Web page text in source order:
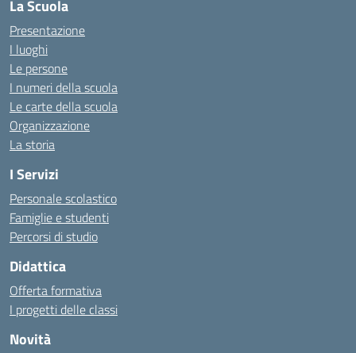
La Scuola
Presentazione
I luoghi
Le persone
I numeri della scuola
Le carte della scuola
Organizzazione
La storia
I Servizi
Personale scolastico
Famiglie e studenti
Percorsi di studio
Didattica
Offerta formativa
I progetti delle classi
Novità